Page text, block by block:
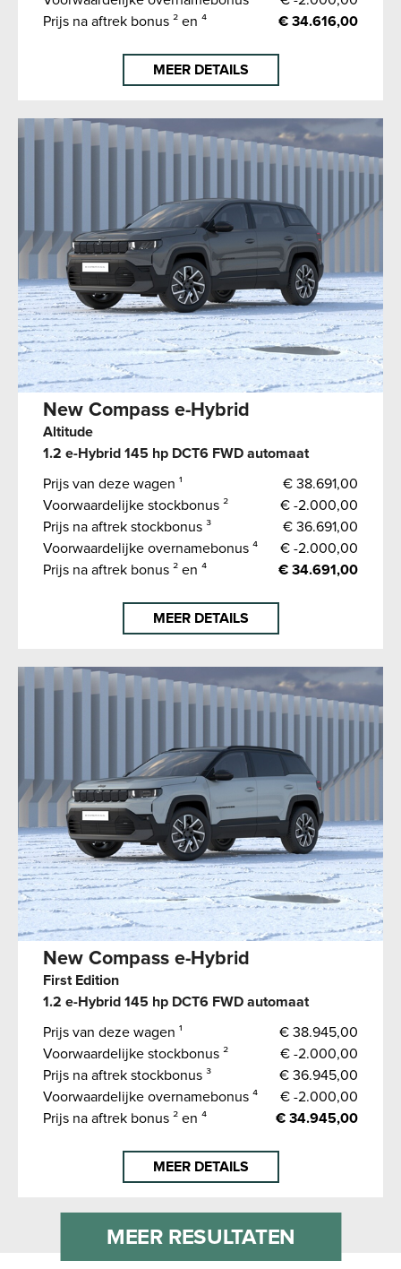
Prijs na aftrek bonus ² en ⁴
€ 34.616,00
MEER DETAILS
New Compass e-Hybrid
Altitude
1.2 e-Hybrid 145 hp DCT6 FWD automaat
Prijs van deze wagen ¹
€ 38.691,00
Voorwaardelijke stockbonus ²
€ -2.000,00
Prijs na aftrek stockbonus ³
€ 36.691,00
Voorwaardelijke overnamebonus ⁴
€ -2.000,00
Prijs na aftrek bonus ² en ⁴
€ 34.691,00
MEER DETAILS
New Compass e-Hybrid
First Edition
1.2 e-Hybrid 145 hp DCT6 FWD automaat
Prijs van deze wagen ¹
€ 38.945,00
Voorwaardelijke stockbonus ²
€ -2.000,00
Prijs na aftrek stockbonus ³
€ 36.945,00
Voorwaardelijke overnamebonus ⁴
€ -2.000,00
Prijs na aftrek bonus ² en ⁴
€ 34.945,00
MEER DETAILS
MEER RESULTATEN